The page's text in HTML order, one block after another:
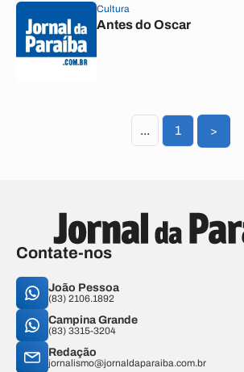
Cultura
Antes do Oscar
... 1 >
Contate-nos
João Pessoa
(83) 2106.1892
Campina Grande
(83) 3315-3204
Redação
jornalismo@jornaldaparaiba.com.br